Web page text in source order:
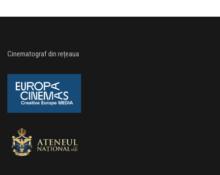
Cinematograf din rețeaua